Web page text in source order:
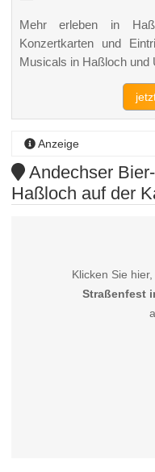
Mehr erleben in
Konzertkarten und
Musicals in Haßloch und
Anzeige
Andechser
Haßloch auf der
Klicken Sie
Straßenfest